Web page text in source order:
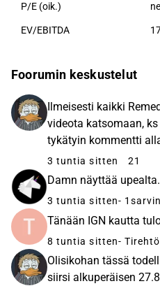
P/E (oik.)
EV/EBITDA
Foorumin keskustelut
Ilmeisesti kaikki
videota katsomaan,
tykätyin kommentti
3 tuntia sitten 21
Damn näyttää
3 tuntia sitten-
Tänään IGN kautta
8 tuntia sitten-
Olisikohan tässä
siirsi alkuperäisen